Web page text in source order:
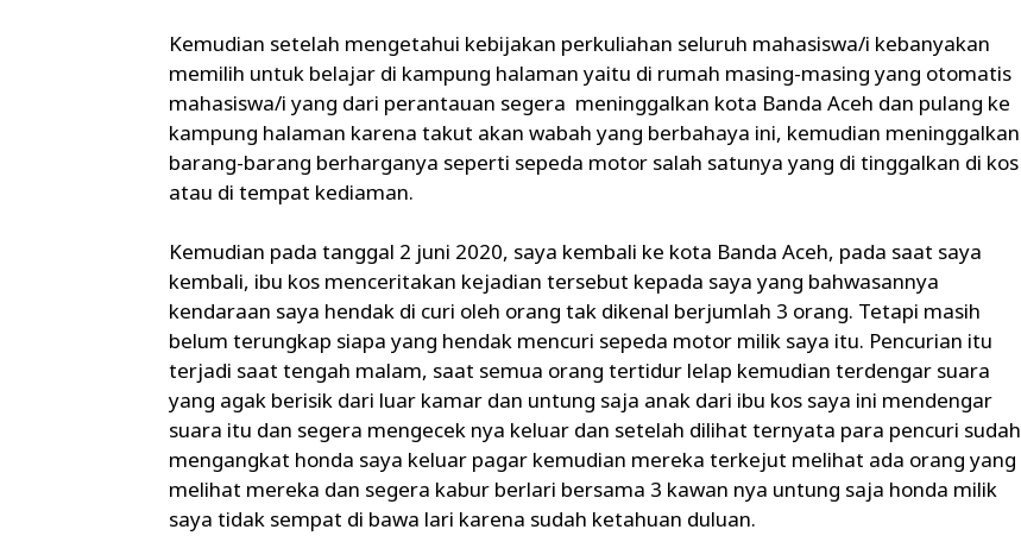
Kemudian setelah mengetahui kebijakan perkuliahan seluruh mahasiswa/i kebanyakan
memilih untuk belajar di kampung halaman yaitu di rumah masing-masing yang otomatis
mahasiswa/i yang dari perantauan segera meninggalkan kota Banda Aceh dan pulang ke
kampung halaman karena takut akan wabah yang berbahaya ini, kemudian meninggalkan
barang-barang berharganya seperti sepeda motor salah satunya yang di tinggalkan di kos
atau di tempat kediaman.
Kemudian pada tanggal 2 juni 2020, saya kembali ke kota Banda Aceh, pada saat saya
kembali, ibu kos menceritakan kejadian tersebut kepada saya yang bahwasannya
kendaraan saya hendak di curi oleh orang tak dikenal berjumlah 3 orang. Tetapi masih
belum terungkap siapa yang hendak mencuri sepeda motor milik saya itu. Pencurian itu
terjadi saat tengah malam, saat semua orang tertidur lelap kemudian terdengar suara
yang agak berisik dari luar kamar dan untung saja anak dari ibu kos saya ini mendengar
suara itu dan segera mengecek nya keluar dan setelah dilihat ternyata para pencuri sudah
mengangkat honda saya keluar pagar kemudian mereka terkejut melihat ada orang yang
melihat mereka dan segera kabur berlari bersama 3 kawan nya untung saja honda milik
saya tidak sempat di bawa lari karena sudah ketahuan duluan.